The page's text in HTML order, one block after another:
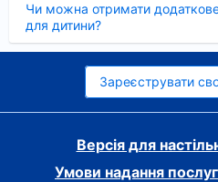
Чи можна отримати
для дитини?
Зареєструвати
Версія для
Умови надання послуг